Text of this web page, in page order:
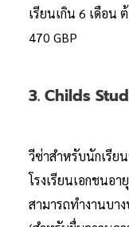
เรียนเกิน 6 เดือน
470 GBP
3. Childs
วีซ่าสำหรับนักเรีย
โรงเรียนเอกชนอ
สามารถทำงานบา